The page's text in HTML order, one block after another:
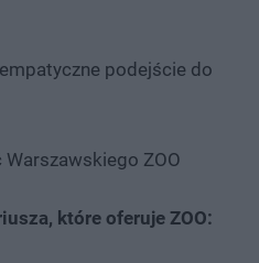
podejście do
ZOO
które oferuje ZOO: